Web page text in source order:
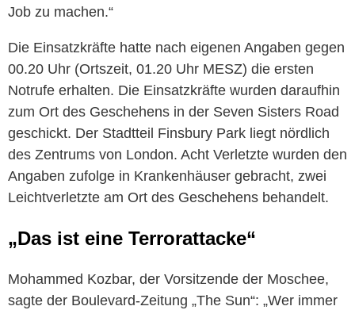
Job zu machen.“
Die Einsatzkräfte hatte nach eigenen Angaben gegen
00.20 Uhr (Ortszeit, 01.20 Uhr MESZ) die ersten
Notrufe erhalten. Die Einsatzkräfte wurden daraufhin
zum Ort des Geschehens in der Seven Sisters Road
geschickt. Der Stadtteil Finsbury Park liegt nördlich
des Zentrums von London. Acht Verletzte wurden den
Angaben zufolge in Krankenhäuser gebracht, zwei
Leichtverletzte am Ort des Geschehens behandelt.
„Das ist eine Terrorattacke“
Mohammed Kozbar, der Vorsitzende der Moschee,
sagte der Boulevard-Zeitung „The Sun“: „Wer immer